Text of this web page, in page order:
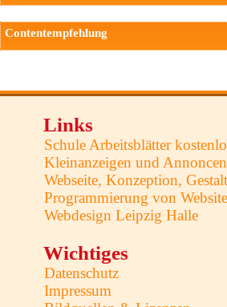
Contentempfehlung
Links
Schule Arbeitsblätter
Kleinanzeigen und
Webseite, Konzeption,
Programmierung von
Webdesign Leipzig Halle
Wichtiges
Datenschutz
Impressum